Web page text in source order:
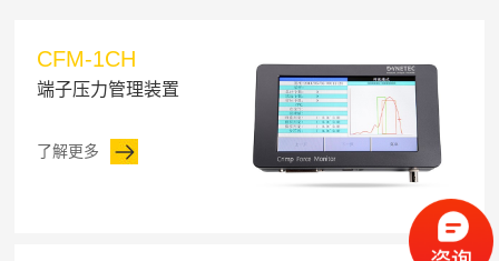
CFM-1CH
端子压力管理装置
了解更多